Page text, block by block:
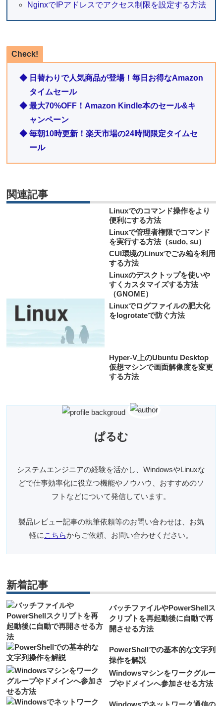
NginxでIPアドレスでアクセス制限を設定する方法
Check!
◆ 日替わりで人気商品が登場！毎日お得なAmazon
タイムセール
◆ 最大70%OFF！Amazon Kindle本のセール&キ
ャンペーン
◆ 毎朝10時更新！楽天市場の24時間限定タイムセ
ール
関連記事
Linuxでのコマンド操作をより
便利にする方法
Linuxで管理者権限でコマンド
を実行する方法（sudo, su）
CUI環境のLinuxでごみ箱を利用
する方法
Linuxのデスクトップを使いや
すくカスタマイズする方法
（GNOME）
Linuxでログファイルの肥大化
をlogrotateで防ぐ方法
Hyper-V上のUbuntu Desktop
仮想マシンで画面解像度を変更
する方法
ぱるむ
システムエンジニアの経験を活かし、WindowsやLinuxな
どで仕事効率化に役立つ機能やノウハウ、おすすめのソ
フトなどについて発信しています。
製品レビュー記事の執筆依頼等のお問い合わせは、お気
軽に こちらからご依頼、お問い合わせください。
新着記事
バッチファイルやPowerShellス
クリプトを再起動後に自動で再
開させる方法
PowerShellでの基本的な文字列
操作を解説
Windowsマシンをワークグルー
プやドメインへ参加させる方法